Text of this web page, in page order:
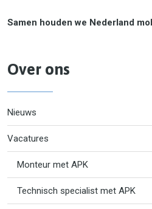
Samen houden we Nederland
Over ons
Nieuws
Vacatures
Monteur met APK
Technisch specialist met APK